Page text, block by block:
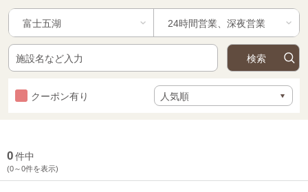
富士五湖
クーポン有り
0件中
(0～0件を表示)